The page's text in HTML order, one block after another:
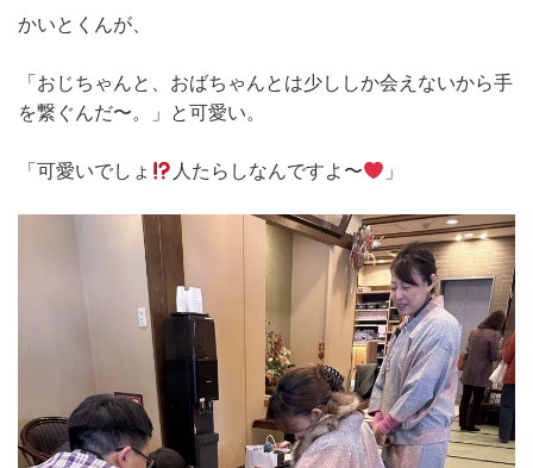
かいとくんが、
「おじちゃんと、おばちゃんとは少ししか会えないから手
を繋ぐんだ〜。」と可愛い。
「可愛いでしょ 人たらしなんですよ〜 」